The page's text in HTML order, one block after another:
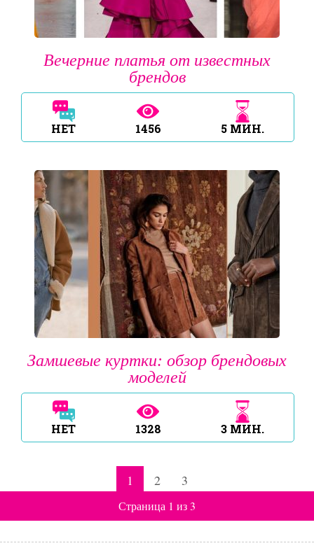
Вечерние платья от известных
брендов
НЕТ 1456 5 МИН.
Замшевые куртки: обзор брендовых
моделей
НЕТ 1328 3 МИН.
1 2 3
Страница 1 из 3